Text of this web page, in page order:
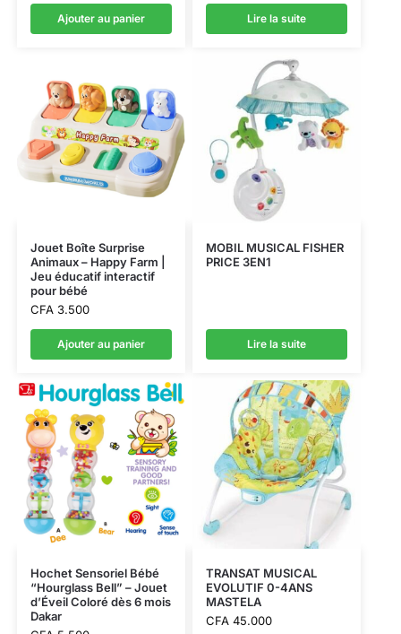
Ajouter au panier Lire la suite
Jouet Boîte Surprise
Animaux – Happy Farm |
Jeu éducatif interactif
pour bébé
CFA3.500
Ajouter au panier
MOBIL MUSICAL FISHER
PRICE 3EN1
Lire la suite
Hochet Sensoriel Bébé
“Hourglass Bell” – Jouet
d’Éveil Coloré dès 6 mois
Dakar
TRANSAT MUSICAL
EVOLUTIF 0-4ANS
MASTELA
CFA45.000